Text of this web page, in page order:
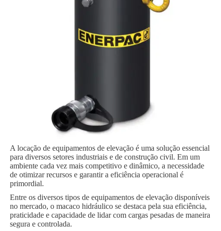
A locação de equipamentos de elevação é uma solução essencial
para diversos setores industriais e de construção civil. Em um
ambiente cada vez mais competitivo e dinâmico, a necessidade
de otimizar recursos e garantir a eficiência operacional é
primordial.
Entre os diversos tipos de equipamentos de elevação disponíveis
no mercado, o macaco hidráulico se destaca pela sua eficiência,
praticidade e capacidade de lidar com cargas pesadas de maneira
segura e controlada.